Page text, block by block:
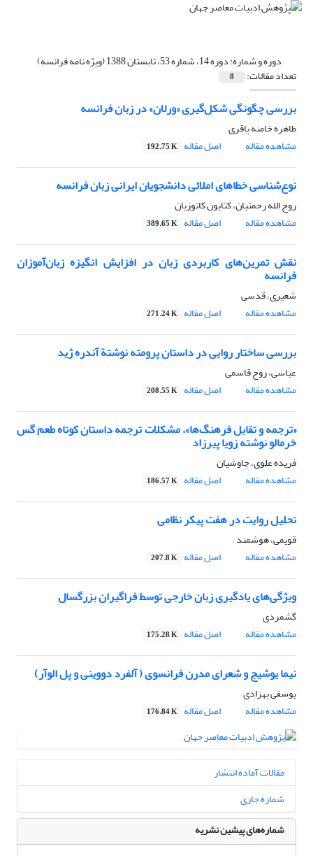
دوره و شماره:دوره 14، شماره 53، تابستان 1388 (ویژه نامه فرانسه)
تعداد مقالات: 8
بررسی چگونگی شکل‌گیری «ورلان» در زبان فرانسه
طاهره خامنه باقری
مشاهده مقاله
اصل مقاله 192.75 K
نوع‌شناسی خطاهای املائی دانشجویان ایرانی زبان فرانسه
روح الله رحمتیان، کتایون کاتوزیان
مشاهده مقاله
اصل مقاله 389.65 K
نقش تمرین‌های کاربردی زبان در افزایش انگیزه زبان‌آموزان
فرانسه
شعیری، قدسی
مشاهده مقاله
اصل مقاله 271.24 K
بررسی ساختار روایی در داستان پرومته نوشتة آندره ژید
عباسی، روح قاسمی
مشاهده مقاله
اصل مقاله 208.55 K
«ترجمه و تقابل فرهنگ‌ها»، مشکلات ترجمه داستان کوتاه طعم گس
خرمالو نوشته زویا پیرزاد
فریده علوی، چاوشیان
مشاهده مقاله
اصل مقاله 186.57 K
تحلیل روایت در هفت پیکر نظامی
قویمی، هوشمند
مشاهده مقاله
اصل مقاله 207.8 K
ویژگی‌های یادگیری زبان خارجی توسط فراگیران بزرگسال
گشمردی
مشاهده مقاله
اصل مقاله 175.28 K
نیما یوشیج و شعرای مدرن فرانسوی ( آلفرد دووینی و پل الوآر)
یوسفی بهزادی
مشاهده مقاله
اصل مقاله 176.84 K
مقالات آماده انتشار
شماره جاری
شماره‌های پیشین نشریه